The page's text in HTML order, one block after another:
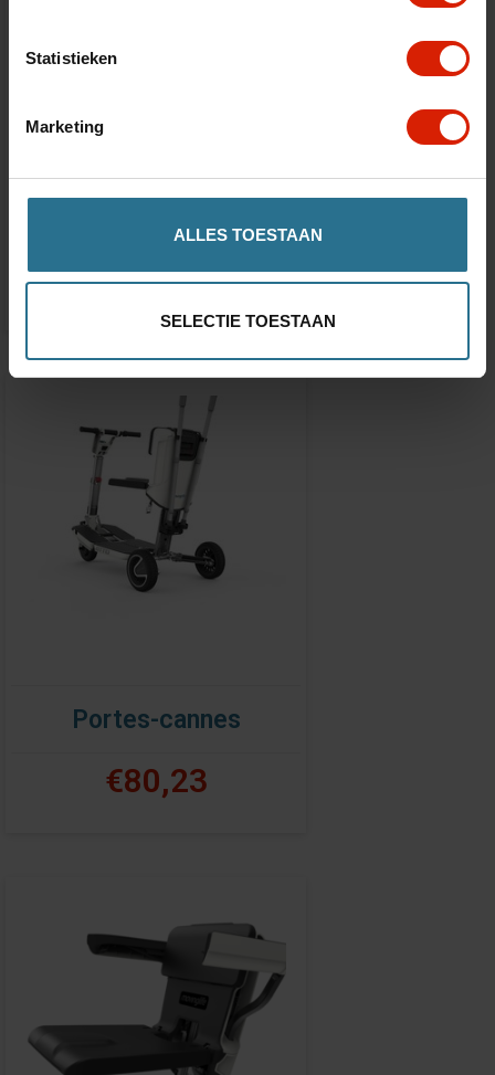
Statistieken
Marketing
ALLES TOESTAAN
SELECTIE TOESTAAN
€793,93
Portes-cannes
€80,23